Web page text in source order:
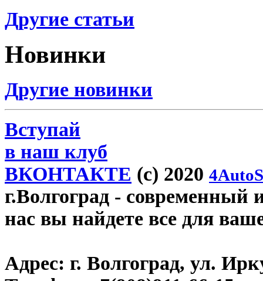
Другие статьи
Новинки
Другие новинки
Вступай
в наш клуб
ВКОНТАКТЕ (c) 2020
г.Волгоград - современный
нас вы найдете все для
Адрес: г. Волгоград, ул.